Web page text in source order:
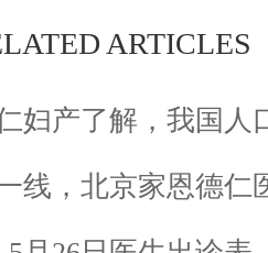
ARTICLES
线，北京家恩德仁